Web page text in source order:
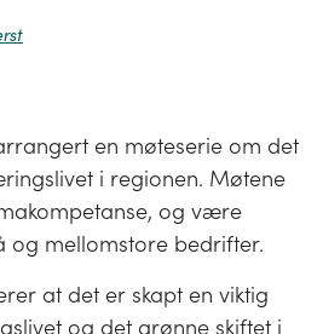
en møteserie om det
i regionen. Møtene
og være
og mellomstore bedrifter.
at det er skapt en viktig
og det grønne skiftet i